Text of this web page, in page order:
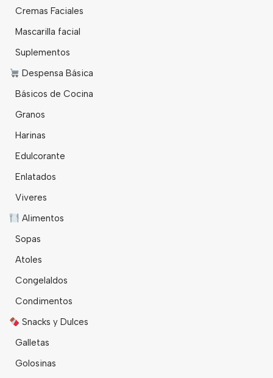
Cremas Faciales
Mascarilla facial
Suplementos
Despensa Básica
Básicos de Cocina
Granos
Harinas
Edulcorante
Enlatados
Viveres
Alimentos
Sopas
Atoles
Congelaldos
Condimentos
Snacks y Dulces
Galletas
Golosinas